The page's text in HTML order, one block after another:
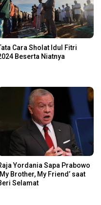
Cara Sholat Idul Fitri
Beserta Niatnya
Yordania Sapa Prabowo
Brother, My Friend’ saat
Selamat